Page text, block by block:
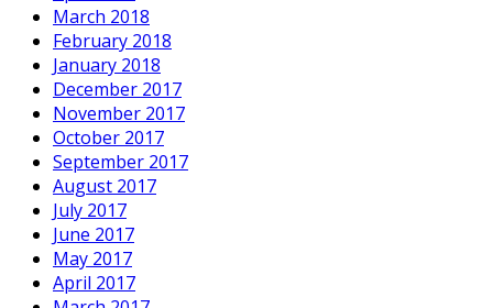
March 2018
February 2018
January 2018
December 2017
November 2017
October 2017
September 2017
August 2017
July 2017
June 2017
May 2017
April 2017